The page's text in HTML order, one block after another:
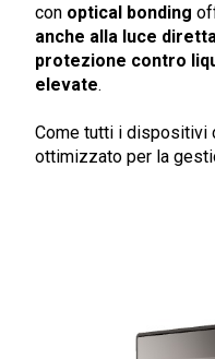
con optical bonding
anche alla luce
protezione contro
elevate.
Come tutti i dispositivi
ottimizzato per la